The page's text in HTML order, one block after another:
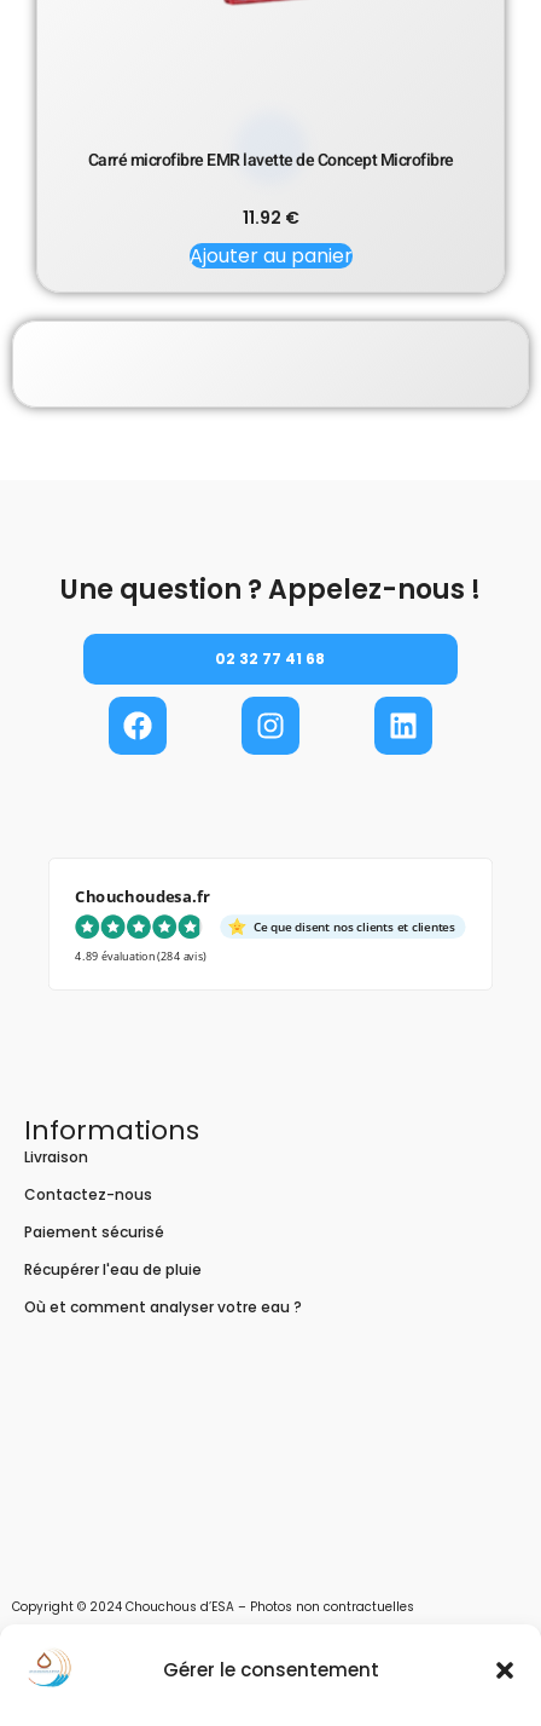
Gérer le consentement
Carré microfibre EMR lavette de Concept Microfibre
11.92 €
Ajouter au panier
Une question ? Appelez-nous !
02 32 77 41 68
Chouchoudesa.fr
Ce que disent nos clients et clientes
4.89 évaluation(284 avis)
Informations
Livraison
Contactez-nous
Paiement sécurisé
Récupérer l'eau de pluie
Où et comment analyser votre eau ?
Copyright © 2024 Chouchous d’ESA – Photos non contractuelles
Les chouchous d’Esa vous apportent toutes les solutions pour récupérer l’eau de
pluie, et des moyens pour stocker, filtrer, traiter et potabiliser l’eau d’un forage,